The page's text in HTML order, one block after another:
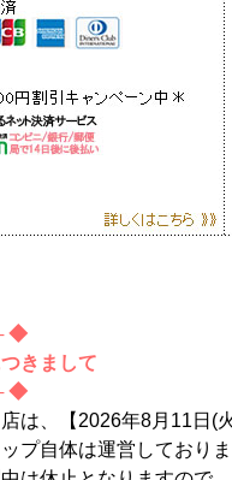
◆
きまして
◆
は、【2026年8月11日(
プ自体は運営しており